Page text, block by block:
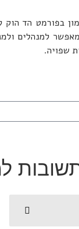
מעניקים לכם ייעוץ